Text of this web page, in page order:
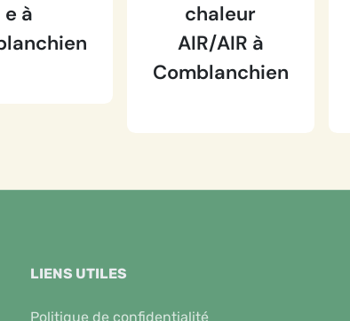
e à
chaleur
AIR/AIR à
Comblanchien
LIENS UTILES
Politique de confidentialité